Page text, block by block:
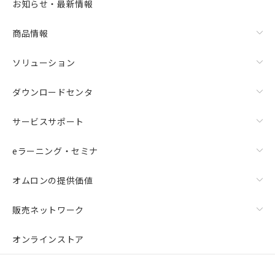
お知らせ・最新情報
商品情報
ソリューション
ダウンロードセンタ
サービスサポート
eラーニング・セミナ
オムロンの提供価値
販売ネットワーク
オンラインストア